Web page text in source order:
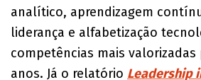
analítico, aprendizagem
liderança e alfabetização
competências mais valorizadas
anos. Já o relatório Leadership